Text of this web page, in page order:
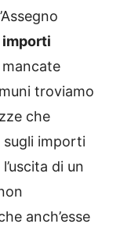
importi
troviamo
che
sugli importi
di un
anch’esse